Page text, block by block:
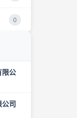
0
限公
公司